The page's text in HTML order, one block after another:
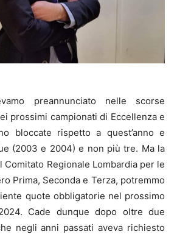
preannunciato nelle scorse
prossimi campionati di Eccellenza e
bloccate rispetto a quest’anno e
(2003 e 2004) e non più tre. Ma la
Comitato Regionale Lombardia per le
Prima, Seconda e Terza, potremmo
quote obbligatorie nel prossimo
Cade dunque dopo oltre due
negli anni passati aveva richiesto